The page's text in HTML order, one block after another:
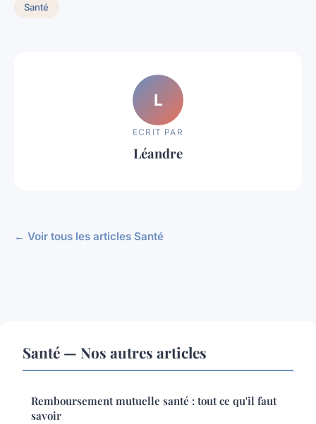
Santé
L
ECRIT PAR
Léandre
← Voir tous les articles Santé
Santé — Nos autres articles
Remboursement mutuelle santé : tout ce qu'il faut
savoir